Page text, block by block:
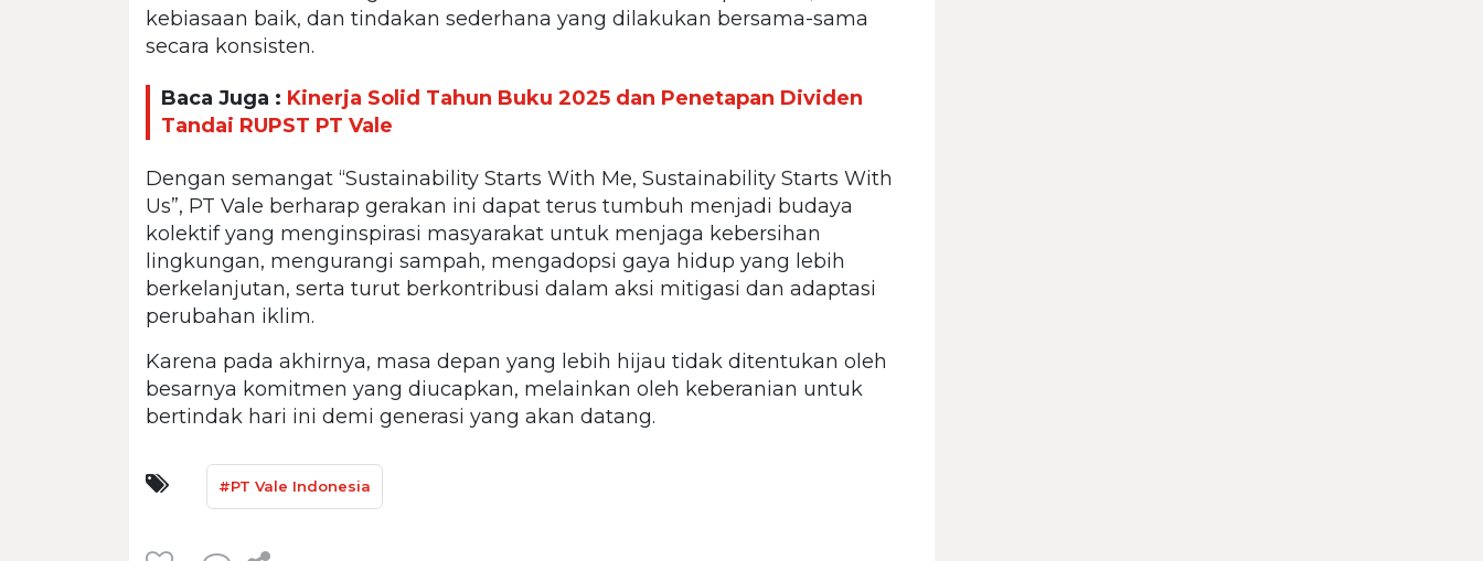
kebiasaan baik, dan tindakan sederhana yang dilakukan bersama-sama
secara konsisten.
Baca Juga : Kinerja Solid Tahun Buku 2025 dan Penetapan Dividen
Tandai RUPST PT Vale
Dengan semangat “Sustainability Starts With Me, Sustainability Starts With
Us”, PT Vale berharap gerakan ini dapat terus tumbuh menjadi budaya
kolektif yang menginspirasi masyarakat untuk menjaga kebersihan
lingkungan, mengurangi sampah, mengadopsi gaya hidup yang lebih
berkelanjutan, serta turut berkontribusi dalam aksi mitigasi dan adaptasi
perubahan iklim.
Karena pada akhirnya, masa depan yang lebih hijau tidak ditentukan oleh
besarnya komitmen yang diucapkan, melainkan oleh keberanian untuk
bertindak hari ini demi generasi yang akan datang.
#PT Vale Indonesia